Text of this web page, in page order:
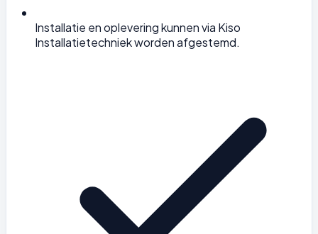
Installatie en oplevering kunnen via Kiso
Installatietechniek worden afgestemd.